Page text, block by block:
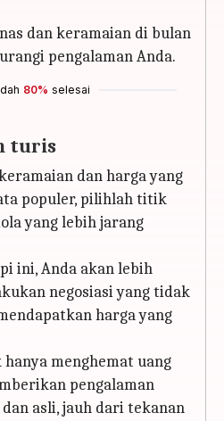
dan keramaian di bulan
pengalaman Anda.
80% selesai
turis
dan harga yang
populer, pilihlah titik
yang lebih jarang
ini, Anda akan lebih
negosiasi yang tidak
harga yang
menghemat uang
pengalaman
asli, jauh dari tekanan